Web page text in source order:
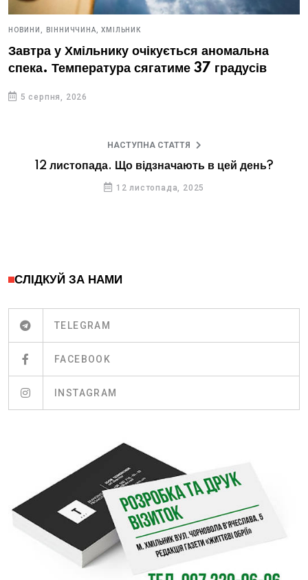
НОВИНИ, ВІННИЧЧИНА, ХМІЛЬНИК
Завтра у Хмільнику очікується аномальна
спека. Температура сягатиме 37 градусів
5 серпня, 2026
НАСТУПНА СТАТТЯ
12 листопада. Що відзначають в цей день?
12 листопада, 2025
СЛІДКУЙ ЗА НАМИ
TELEGRAM
FACEBOOK
INSTAGRAM